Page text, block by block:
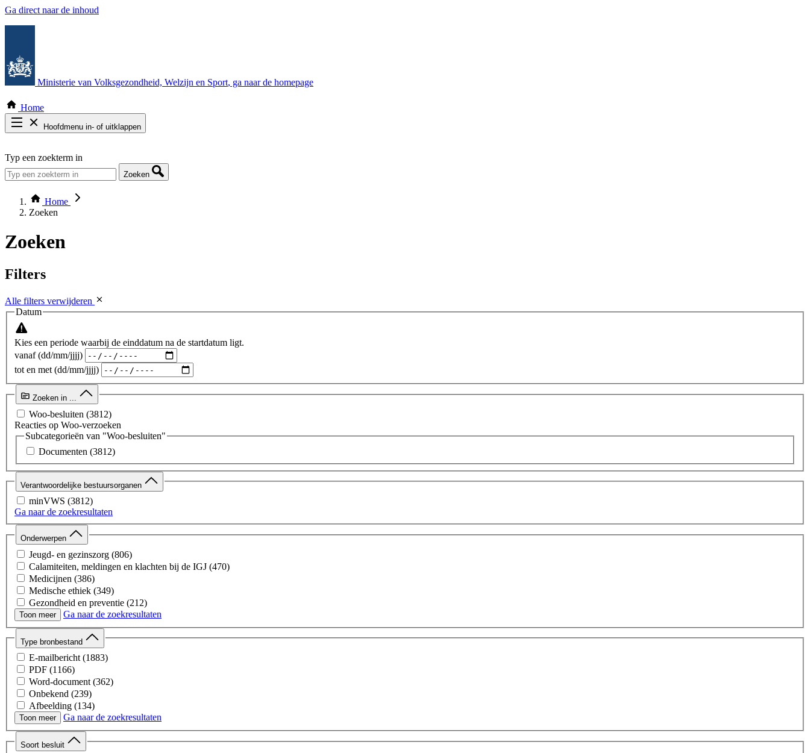
Ga direct naar de inhoud
Ministerie van Volksgezondheid, Welzijn en Sport, ga naar de homepage
Home
Hoofdmenu in- of uitklappen
Thema COVID-19
Bekijk per bestuursorgaan
Typ een zoekterm in
Zoeken
Home
Zoeken
Zoeken
Filters
Alle filters verwijderen
Datum
Kies een periode waarbij de einddatum na de startdatum ligt.
vanaf (dd/mm/jjjj)
tot en met (dd/mm/jjjj)
Zoeken in ...
Woo-besluiten (3812)
Reacties op Woo-verzoeken
Subcategorieën van "Woo-besluiten"
Documenten (3812)
Verantwoordelijke bestuursorganen
minVWS (3812)
Ga naar de zoekresultaten
Onderwerpen
Jeugd- en gezinszorg (806)
Calamiteiten, meldingen en klachten bij de IGJ (470)
Medicijnen (386)
Medische ethiek (349)
Gezondheid en preventie (212)
Wet- en regelgeving & juridische procedures
Tabak en rookwaren (138)
Onderzoek en innovatie (79)
Zorgsysteem, bekostiging en beleid
Subsidies (73)
Drugs (58)
Ouderenzorg en maatschappelijke zorg
Sport en bewegen
Bevolkingsonderzoek
Cosmetische zorg (7)
Veiligheidszorg en geweldpreventie
Infectieziekten
Toon meer Ga naar de zoekresultaten
Type bronbestand
E-mailbericht (1883)
PDF (1166)
Word-document (362)
Onbekend (239)
Afbeelding (134)
Spreadsheet (17)
Presentatie (11)
Toon meer Ga naar de zoekresultaten
Soort besluit